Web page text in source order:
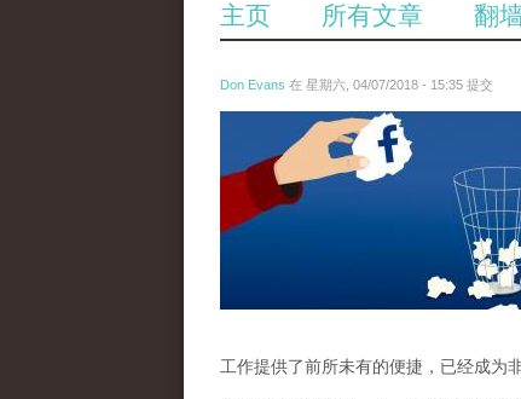
主页 所有文章 翻
Don Evans 在 星期六, 04/07/2018 - 15:35 提交
wechatimg60.jpeg
工作提供了前所未有的便捷，已经成为